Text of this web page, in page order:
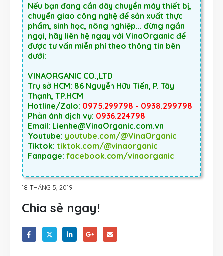
Nếu bạn đang cần dây chuyền máy thiết bị,
chuyển giao công nghệ để sản xuất thực
phẩm, sinh học, nông nghiệp... đừng ngần
ngại, hãy liên hệ ngay với VinaOrganic để
được tư vấn miễn phí theo thông tin bên
dưới:
VINAORGANIC CO.,LTD
Trụ sở HCM: 86 Nguyễn Hữu Tiến, P. Tây
Thạnh, TP.HCM
Hotline/Zalo: 0975.299798 - 0938.299798
Phản ánh dịch vụ: 0936.224798
Email: Lienhe@VinaOrganic.com.vn
Youtube: youtube.com/@VinaOrganic
Tiktok: tiktok.com/@vinaorganic
Fanpage: facebook.com/vinaorganic
18 THÁNG 5, 2019
Chia sẻ ngay!